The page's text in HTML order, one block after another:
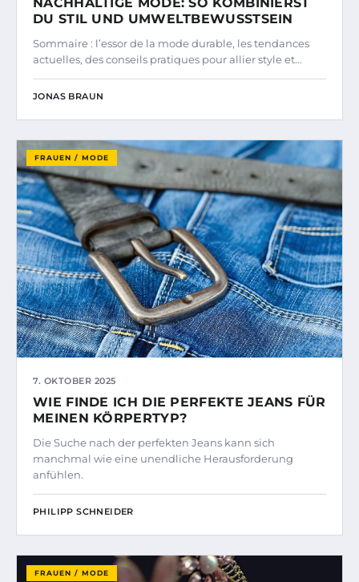
NACHHALTIGE MODE: SO KOMBINIERST
DU STIL UND UMWELTBEWUSSTSEIN
Sommaire : l’essor de la mode durable, les tendances
actuelles, des conseils pratiques pour allier style et…
JONAS BRAUN
FRAUEN / MODE
7. OKTOBER 2025
WIE FINDE ICH DIE PERFEKTE JEANS FÜR
MEINEN KÖRPERTYP?
Die Suche nach der perfekten Jeans kann sich
manchmal wie eine unendliche Herausforderung
anfühlen.
PHILIPP SCHNEIDER
FRAUEN / MODE